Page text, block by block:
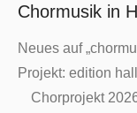
Chormusik in
Neues auf
Projekt: edition
Chorprojekt